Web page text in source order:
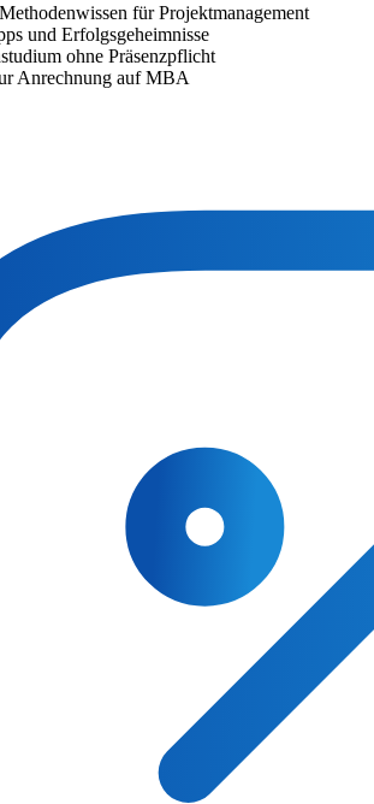
für Projektmanagement
und Erfolgsgeheimnisse
ohne Präsenzpflicht
Anrechnung auf MBA